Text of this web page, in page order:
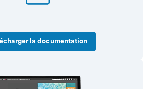
la documentation